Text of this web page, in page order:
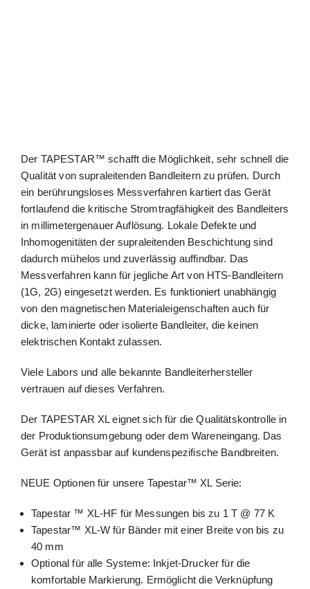
Der TAPESTAR™ schafft die Möglichkeit, sehr schnell die
Qualität von supraleitenden Bandleitern zu prüfen. Durch
ein berührungsloses Messverfahren kartiert das Gerät
fortlaufend die kritische Stromtragfähigkeit des Bandleiters
in millimetergenauer Auflösung. Lokale Defekte und
Inhomogenitäten der supraleitenden Beschichtung sind
dadurch mühelos und zuverlässig auffindbar. Das
Messverfahren kann für jegliche Art von HTS-Bandleitern
(1G, 2G) eingesetzt werden. Es funktioniert unabhängig
von den magnetischen Materialeigenschaften auch für
dicke, laminierte oder isolierte Bandleiter, die keinen
elektrischen Kontakt zulassen.
Viele Labors und alle bekannte Bandleiterhersteller
vertrauen auf dieses Verfahren.
Der TAPESTAR XL eignet sich für die Qualitätskontrolle in
der Produktionsumgebung oder dem Wareneingang. Das
Gerät ist anpassbar auf kundenspezifische Bandbreiten.
NEUE Optionen für unsere Tapestar™ XL Serie:
Tapestar ™ XL-HF für Messungen bis zu 1 T @ 77 K
Tapestar™ XL-W für Bänder mit einer Breite von bis zu
40 mm
Optional für alle Systeme: Inkjet-Drucker für die
komfortable Markierung. Ermöglicht die Verknüpfung